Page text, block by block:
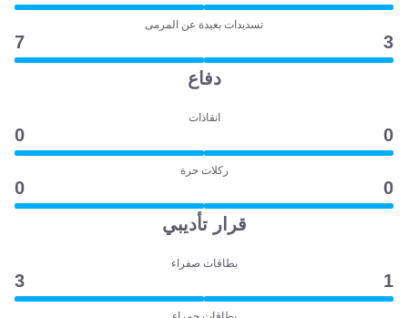
تسديدات بعيدة عن المرمى
3
7
دفاع
انقاذات
0
0
ركلات حرة
0
0
قرار تأديبي
بطاقات صفراء
1
3